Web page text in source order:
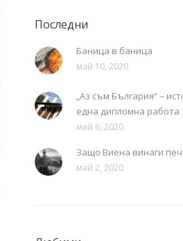
Последни
Баница в баница
май 10, 2020
„Аз съм България“ –
една дипломна работа
май 6, 2020
Защо Виена винаги
май 2, 2020